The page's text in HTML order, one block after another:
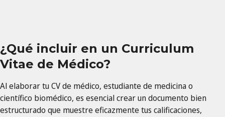
¿Qué incluir en un Curriculum
Vitae de Médico?
Al elaborar tu CV de médico, estudiante de medicina o
científico biomédico, es esencial crear un documento bien
estructurado que muestre eficazmente tus calificaciones,